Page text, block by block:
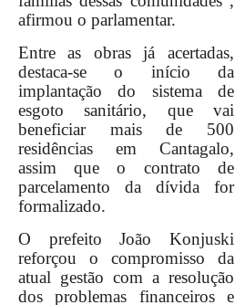
afirmou o parlamentar.
Entre as obras já acertadas,
destaca-se o início da
implantação do sistema de
esgoto sanitário, que vai
beneficiar mais de 500
residências em Cantagalo,
assim que o contrato de
parcelamento da dívida for
formalizado.
O prefeito João Konjuski
reforçou o compromisso da
atual gestão com a resolução
dos problemas financeiros e